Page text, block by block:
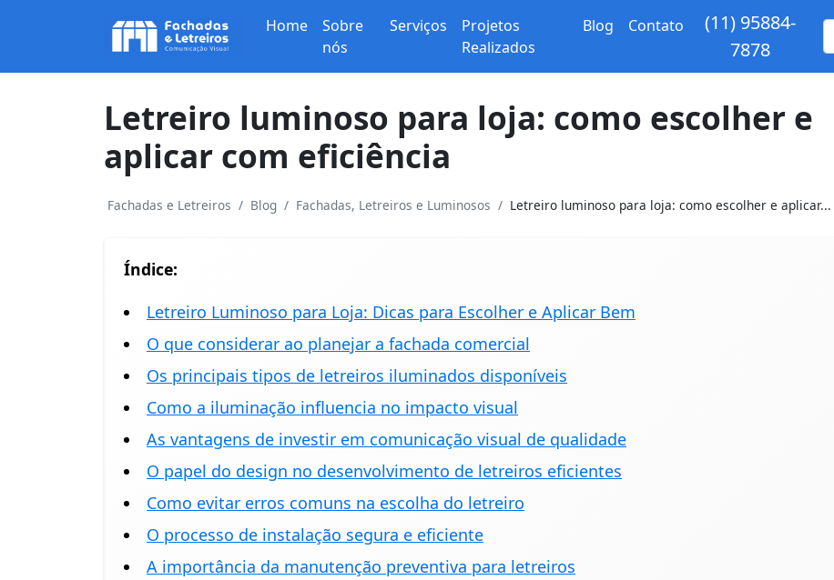
Home
Sobre
nós
Serviços
Projetos
Realizados
Blog Contato
(11) 95884-
7878
Letreiro luminoso para loja: como escolher e
aplicar com eficiência
Fachadas e Letreiros Blog Fachadas, Letreiros e Luminosos Letreiro luminoso para loja: como escolher e aplicar...
Índice:
Letreiro Luminoso para Loja: Dicas para Escolher e Aplicar Bem
O que considerar ao planejar a fachada comercial
Os principais tipos de letreiros iluminados disponíveis
Como a iluminação influencia no impacto visual
As vantagens de investir em comunicação visual de qualidade
O papel do design no desenvolvimento de letreiros eficientes
Como evitar erros comuns na escolha do letreiro
O processo de instalação segura e eficiente
A importância da manutenção preventiva para letreiros